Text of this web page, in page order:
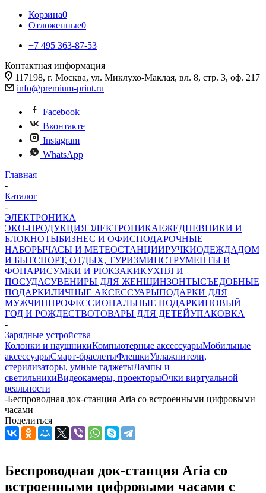
Корзина0
Отложенные0
+7 495 363-87-53
Контактная информация
117198, г. Москва, ул. Миклухо-Маклая, вл. 8, стр. 3, оф. 217
info@premium-print.ru
Facebook
Вконтакте
Instagram
WhatsApp
Главная
-
Каталог
-
ЭЛЕКТРОНИКА
ЭКО-ПРОДУКЦИЯЭЛЕКТРОНИКАЕЖЕДНЕВНИКИ И
БЛОКНОТЫБИЗНЕС И ОФИСПОДАРОЧНЫЕ
НАБОРЫЧАСЫ И МЕТЕОСТАНЦИИРУЧКИОДЕЖДАДОМ
И БЫТСПОРТ, ОТДЫХ, ТУРИЗМИНСТРУМЕНТЫ И
ФОНАРИСУМКИ И РЮКЗАКИКУХНЯ И
ПОСУДАСУВЕНИРЫ ДЛЯ ЖЕНЩИНЗОНТЫСЪЕДОБНЫЕ
ПОДАРКИЛИЧНЫЕ АКСЕССУАРЫПОДАРКИ ДЛЯ
МУЖЧИНПРОФЕССИОНАЛЬНЫЕ ПОДАРКИНОВЫЙ
ГОД И РОЖДЕСТВОТОВАРЫ ДЛЯ ДЕТЕЙУПАКОВКА
-
Зарядные устройства
Колонки и наушникиКомпьютерные аксессуарыМобильные
аксессуарыСмарт-браслетыФлешкиУвлажнители,
стерилизаторы, умные гаджетыЛампы и
светильникиВидеокамеры, проекторыОчки виртуальной
реальности
-Беспроводная док-станция Aria со встроенными цифровыми
часами
Поделиться
Беспроводная док-станция Aria со
встроенными цифровыми часами с